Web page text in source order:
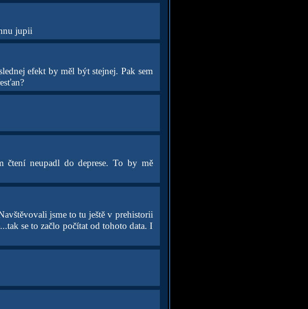
jupii
efekt by měl být stejnej. Pak sem
neupadl do deprese. To by mě
jsme to tu ještě v prehistorii
se to začlo počítat od tohoto data. I